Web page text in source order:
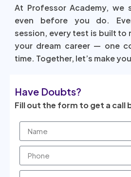
At Professor Academy, we
even before you do.
session, every test is built to
your dream career — one
time. Together, let’s make
Have Doubts?
Fill out the form to get a call